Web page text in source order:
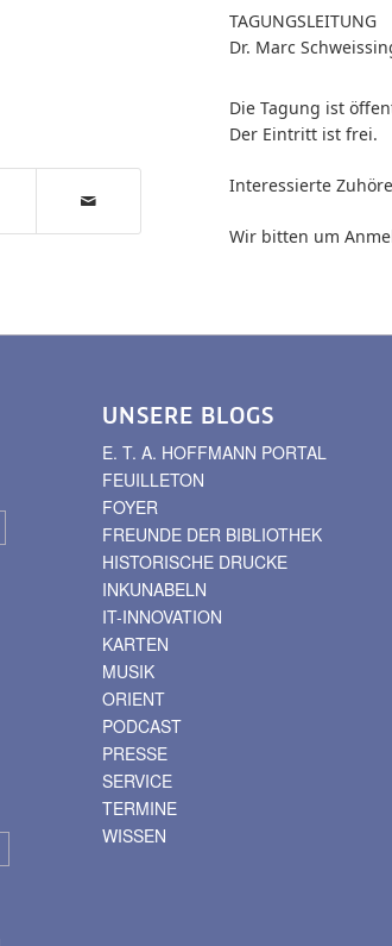
TAGUNGSLEITUNG
Dr. Marc
Die Tagung ist
Der Eintritt ist frei.
Interessierte
Wir bitten um
UNSERE BLOGS
E. T. A. HOFFMANN PORTAL
FEUILLETON
FOYER
FREUNDE DER BIBLIOTHEK
HISTORISCHE DRUCKE
INKUNABELN
IT-INNOVATION
KARTEN
MUSIK
ORIENT
PODCAST
PRESSE
SERVICE
TERMINE
WISSEN